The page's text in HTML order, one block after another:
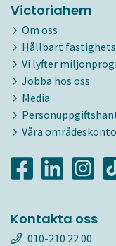
Victoriahem
Om oss
Hållbart
Vi lyfter
Jobba hos oss
Media
Våra
Kontakta oss
010-210 22 00